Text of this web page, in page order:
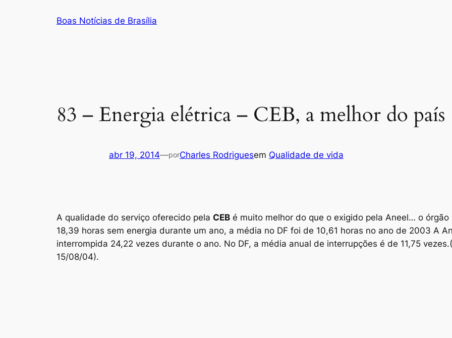
Boas Notícias de Brasília
83 – Energia elétrica – CEB, a melhor do país
abr 19, 2014—porCharles Rodriguesem Qualidade de vida
A qualidade do serviço oferecido pela CEB é muito melhor do que o exigido pela Aneel… o
18,39 horas sem energia durante um ano, a média no DF foi de 10,61 horas no ano de 2003 A
interrompida 24,22 vezes durante o ano. No DF, a média anual de interrupções é de 11,75
15/08/04).